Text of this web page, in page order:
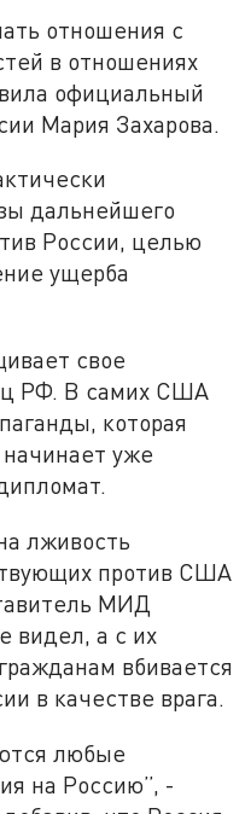
отношения с
в отношениях
официальный
Мария Захарова.
дальнейшего
России, целью
ущерба
свое
РФ. В самих США
которая
начинает уже
лживость
против США
МИД
видел, а с их
вбивается
в качестве врага.
любые
на Россию”, -